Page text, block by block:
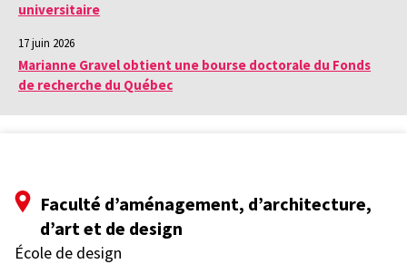
universitaire
17 juin 2026
Marianne Gravel obtient une bourse doctorale du Fonds
de recherche du Québec
Faculté d’aménagement, d’architecture,
d’art et de design
École de design